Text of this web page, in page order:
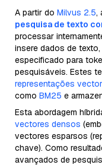
A partir do Milvus 2.5,
pesquisa de texto
processar
insere dados de
especificado para
pesquisáveis. Estes
representações
como BM25 e
Esta abordagem
vectores densos
vectores esparsos
chave). Como
avançados de